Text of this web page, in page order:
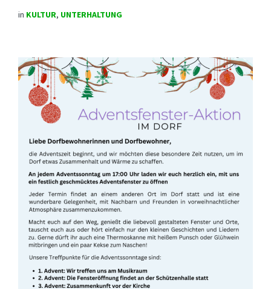
in KULTUR, UNTERHALTUNG